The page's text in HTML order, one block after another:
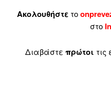
Ακολουθήστε το
στο
Διαβάστε πρώτοι τις